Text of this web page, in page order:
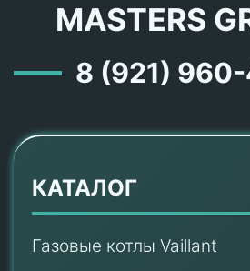
MASTERS
8 (921)
КАТАЛОГ
Газовые котлы Vaillant